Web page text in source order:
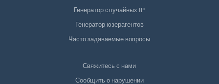
Генератор случайных IP
Генератор юзерагентов
Часто задаваемые вопросы
Свяжитесь с нами
Сообщить о нарушении